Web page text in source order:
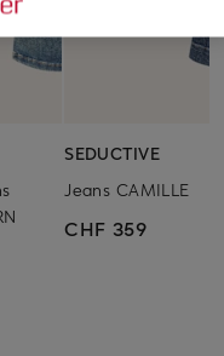
SEDUCTIVE
Jeans CAMILLE
CHF 359